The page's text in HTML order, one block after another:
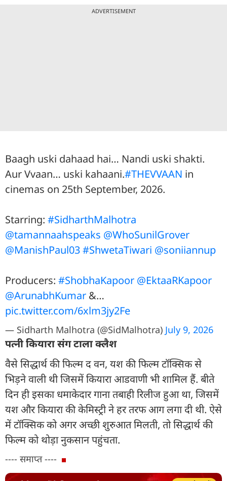
ADVERTISEMENT
Baagh uski dahaad hai… Nandi uski shakti.
Aur Vvaan… uski kahaani.#THEVVAAN in
cinemas on 25th September, 2026.
Starring: #SidharthMalhotra
@tamannaahspeaks @WhoSunilGrover
@ManishPaul03#ShwetaTiwari @soniiannup
Producers: #ShobhaKapoor @EktaaRKapoor
@ArunabhKumar &…
pic.twitter.com/6xlm3jy2Fe
— Sidharth Malhotra (@SidMalhotra) July 9, 2026
पत्नी कियारा संग टाला क्लैश
वैसे सिद्धार्थ की फिल्म द वन, यश की फिल्म टॉक्सिक से
भिड़ने वाली थी जिसमें कियारा आडवाणी भी शामिल हैं. बीते
दिन ही इसका धमाकेदार गाना तबाही रिलीज हुआ था, जिसमें
यश और कियारा की केमिस्ट्री ने हर तरफ आग लगा दी थी. ऐसे
में टॉक्सिक को अगर अच्छी शुरुआत मिलती, तो सिद्धार्थ की
फिल्म को थोड़ा नुकसान पहुंचता.
---- समाप्त ----